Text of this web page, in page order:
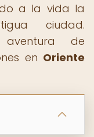
a la vida la
ciudad.
aventura de
en Oriente